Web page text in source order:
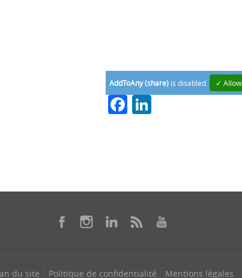
AddToAny (share) is disabled. ✓ Allow
Facebook
du site Politique de confidentialité Mentions légales